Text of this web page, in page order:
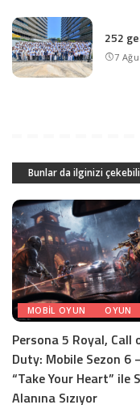
252
7
Bunlar da ilginizi
MOBIL OYUN OYUN
Persona 5 Royal, Call
Duty: Mobile Sezon 6
“Take Your Heart” ile
Alanına Sızıyor